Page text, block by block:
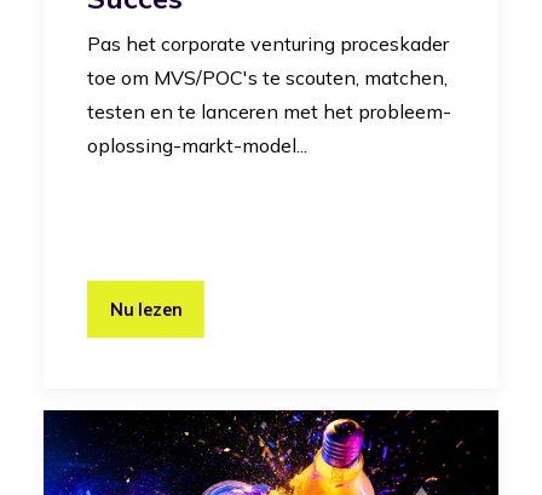
Pas het corporate venturing proceskader
toe om MVS/POC's te scouten, matchen,
testen en te lanceren met het probleem-
oplossing-markt-model...
Nu lezen